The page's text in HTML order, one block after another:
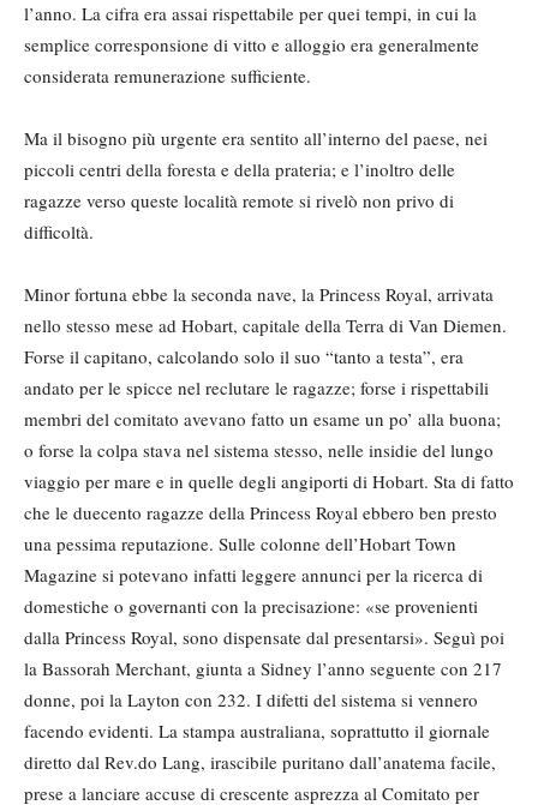
l’anno. La cifra era assai rispettabile per quei tempi, in cui la
semplice corresponsione di vitto e alloggio era generalmente
considerata remunerazione sufficiente.
Ma il bisogno più urgente era sentito all’interno del paese, nei
piccoli centri della foresta e della prateria; e l’inoltro delle
ragazze verso queste località remote si rivelò non privo di
difficoltà.
Minor fortuna ebbe la seconda nave, la Princess Royal, arrivata
nello stesso mese ad Hobart, capitale della Terra di Van Diemen.
Forse il capitano, calcolando solo il suo “tanto a testa”, era
andato per le spicce nel reclutare le ragazze; forse i rispettabili
membri del comitato avevano fatto un esame un po’ alla buona;
o forse la colpa stava nel sistema stesso, nelle insidie del lungo
viaggio per mare e in quelle degli angiporti di Hobart. Sta di fatto
che le duecento ragazze della Princess Royal ebbero ben presto
una pessima reputazione. Sulle colonne dell’Hobart Town
Magazine si potevano infatti leggere annunci per la ricerca di
domestiche o governanti con la precisazione: «se provenienti
dalla Princess Royal, sono dispensate dal presentarsi». Seguì poi
la Bassorah Merchant, giunta a Sidney l’anno seguente con 217
donne, poi la Layton con 232. I difetti del sistema si vennero
facendo evidenti. La stampa australiana, soprattutto il giornale
diretto dal Rev.do Lang, irascibile puritano dall’anatema facile,
prese a lanciare accuse di crescente asprezza al Comitato per